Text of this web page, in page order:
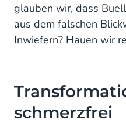
glauben wir, dass
aus dem falschen
Inwiefern? Hauen wir
schmerzfrei